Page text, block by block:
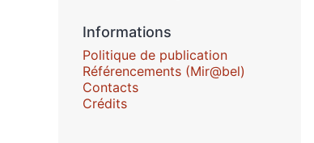
Informations
Politique de publication
Référencements (Mir@bel)
Contacts
Crédits